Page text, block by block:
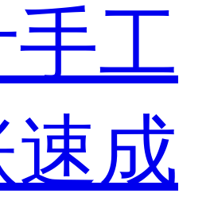
工
成